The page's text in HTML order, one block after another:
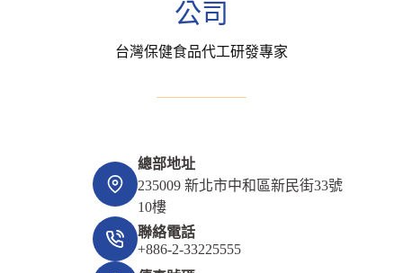
公司
台灣保健食品代工研發專家
總部地址
235009 新北市中和區新民街33號
10樓
聯絡電話
+886-2-33225555